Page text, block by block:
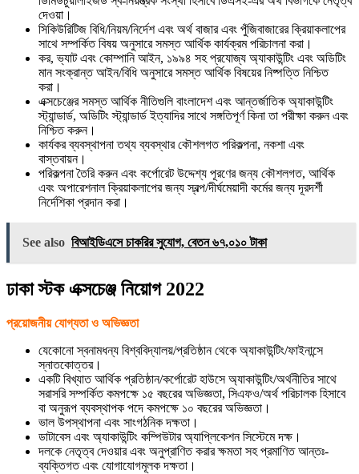
দেওয়া।
সিকিউরিটিজ বিধি/নিয়ম/নির্দেশ এবং অর্থ বাজার এবং পুঁজিবাজারের ক্রিয়াকলাপের
সাথে সম্পর্কিত বিষয় অনুসারে সমস্ত আর্থিক কার্যক্রম পরিচালনা করা।
কর, ভ্যাট এবং কোম্পানি আইন, ১৯৯৪ সহ প্রযোজ্য অ্যাকাউন্টিং এবং অডিটিং
মান সংক্রান্ত আইন/বিধি অনুসারে সমস্ত আর্থিক বিষয়ের নিষ্পত্তি নিশ্চিত
করা।
এক্সচেঞ্জের সমস্ত আর্থিক নীতিগুলি বাংলাদেশ এবং আন্তর্জাতিক অ্যাকাউন্টিং
স্ট্যান্ডার্ড, অডিটিং স্ট্যান্ডার্ড ইত্যাদির সাথে সঙ্গতিপূর্ণ কিনা তা পরীক্ষা করুন এবং
নিশ্চিত করুন।
কার্যকর ব্যবস্থাপনা তথ্য ব্যবস্থার কৌশলগত পরিকল্পনা, নকশা এবং
বাস্তবায়ন।
পরিকল্পনা তৈরি করুন এবং কর্পোরেট উদ্দেশ্য পূরণের জন্য কৌশলগত, আর্থিক
এবং অপারেশনাল ক্রিয়াকলাপের জন্য স্বল্প/দীর্ঘমেয়াদী কর্মের জন্য দূরদর্শী
নির্দেশিকা প্রদান করা।
See also বিআইডিএসে চাকরির সুযোগ, বেতন ৬৭,০১০ টাকা
ঢাকা স্টক এক্সচেঞ্জ নিয়োগ 2022
প্রয়োজনীয় যোগ্যতা ও অভিজ্ঞতা
যেকোনো স্বনামধন্য বিশ্ববিদ্যালয়/প্রতিষ্ঠান থেকে অ্যাকাউন্টিং/ফাইনান্সে
স্নাতকোত্তর।
একটি বিখ্যাত আর্থিক প্রতিষ্ঠান/কর্পোরেট হাউসে অ্যাকাউন্টিং/অর্থনীতির সাথে
সরাসরি সম্পর্কিত কমপক্ষে ১৫ বছরের অভিজ্ঞতা, সিএফও/অর্থ পরিচালক হিসাবে
বা অনুরূপ ব্যবস্থাপক পদে কমপক্ষে ১০ বছরের অভিজ্ঞতা।
ভাল উপস্থাপনা এবং সাংগঠনিক দক্ষতা।
ডাটাবেস এবং অ্যাকাউন্টিং কম্পিউটার অ্যাপ্লিকেশন সিস্টেমে দক্ষ।
দলকে নেতৃত্ব দেওয়ার এবং অনুপ্রাণিত করার ক্ষমতা সহ প্রমাণিত আন্তঃ-
ব্যক্তিগত এবং যোগাযোগমূলক দক্ষতা।